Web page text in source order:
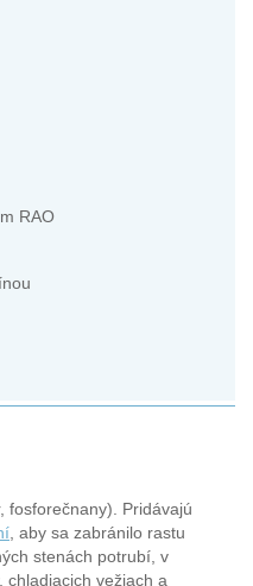
RAO
fosforečnany). Pridávajú
, aby sa zabránilo rastu
stenách potrubí, v
chladiacich vežiach a